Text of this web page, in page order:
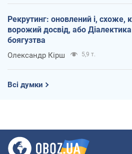
Рекрутинг: оновлений і, схоже,
ворожий досвід, або
боягузтва
Олександр Кірш 5,9 т.
Всі думки